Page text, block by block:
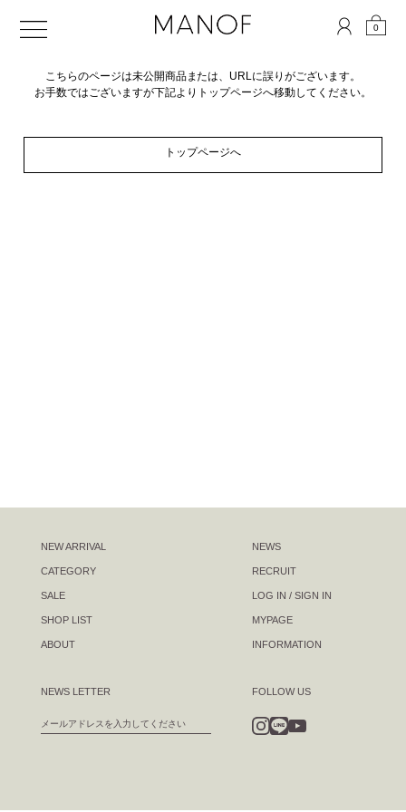
0
こちらのページは未公開商品または、URLに誤りがございます。
お手数ではございますが下記よりトップページへ移動してください。
トップページへ
NEW ARRIVAL
CATEGORY
SALE
SHOP LIST
ABOUT
NEWS LETTER
NEWS
RECRUIT
LOG IN / SIGN IN
MYPAGE
INFORMATION
FOLLOW US